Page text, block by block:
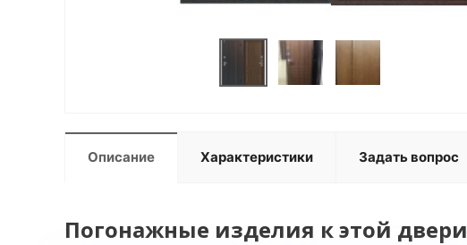
Описание Характеристики Задать вопрос
Погонажные изделия к этой двери